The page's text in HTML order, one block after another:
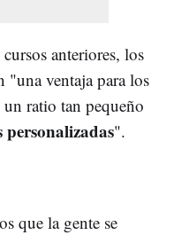
anteriores, los
"una ventaja para los
ratio tan pequeño
personalizadas".
que la gente se